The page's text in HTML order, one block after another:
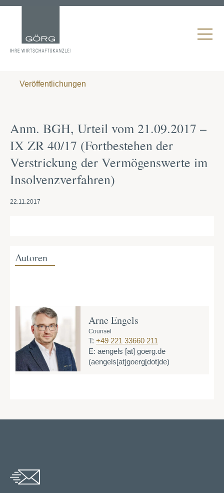
Veröffentlichungen
Anm. BGH, Urteil vom 21.09.2017 –
IX ZR 40/17 (Fortbestehen der
Verstrickung der Vermögenswerte im
Insolvenzverfahren)
22.11.2017
Autoren
Arne Engels
Counsel
T: +49 221 33660 211
E: aengels [at] goerg.de
(aengels[at]goerg[dot]de)